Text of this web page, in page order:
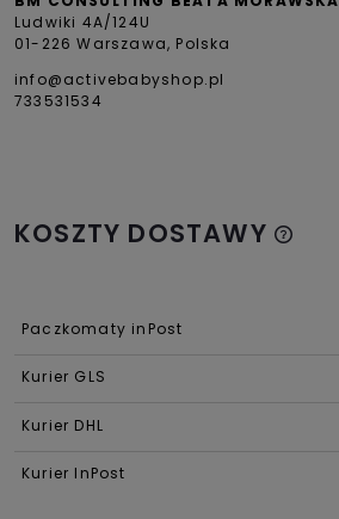
Ludwiki 4A/124U
01-226 Warszawa, Polska
info@activebabyshop.pl
733531534
KOSZTY DOSTAWY
Paczkomaty inPost
Kurier GLS
Kurier DHL
Kurier InPost